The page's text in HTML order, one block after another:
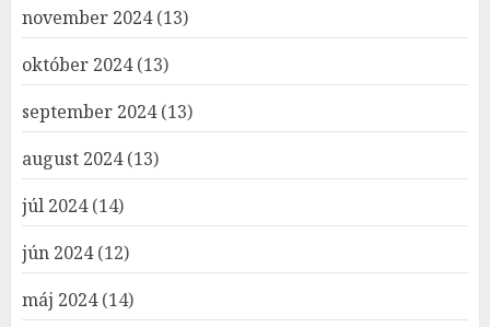
november 2024(13)
október 2024(13)
september 2024(13)
august 2024(13)
júl 2024(14)
jún 2024(12)
máj 2024(14)